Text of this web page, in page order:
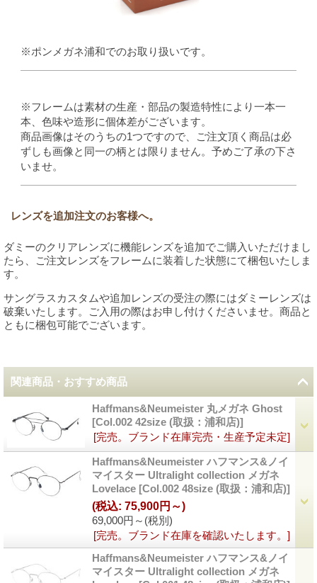
※ポンメガネ浦和でのお取り扱いです。
※フレームは素材の生産・部品の製造特性により一本一
本、色味や造形に個体差がございます。
商品画像はそのうちの1つですので、ご注文頂く商品は必
ずしも画像と同一の柄とは限りません。予めご了承の下さ
いませ。
レンズを追加注文のお客様へ。
ダミーのクリアレンズに機能レンズを追加でご購入いただけまし
たら、ご注文レンズをフレームに装着した状態にて梱包いたしま
す。
サングラスカスタムや追加レンズの受注の際にはダミーレンズは
破棄いたします。ご入用の際はお申し付けくださいませ。商品と
ともに梱包可能でございます。
関連商品・おすすめ商品
Haffmans&Neumeister 丸メガネ Ghost
[Col.002 42size (取扱：浦和店)]
[完売。ブランド在庫完売・生産予定未定]
Haffmans&Neumeister ハフマンス&ノイ
マイスター Ultralight collection メガネ
Lovelace [Col.002 48size (取扱：浦和店)]
69,000円～ (税別)
(税込: 75,900円～)
[完売。ブランド在庫を確認いたします。]
Haffmans&Neumeister ハフマンス&ノイ
マイスター Ultralight collection メガネ